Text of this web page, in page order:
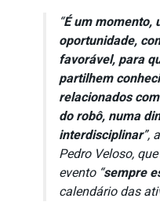
“É um momento,
oportunidade,
favorável, para
partilhem
relacionados
do robô, numa
interdisciplinar”,
Pedro Veloso,
evento “sempre
calendário das